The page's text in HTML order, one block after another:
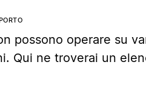
possono operare su
Qui ne troverai un